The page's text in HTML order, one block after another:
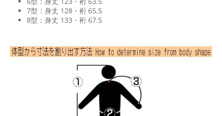
7型：身丈 128・裄 65.5
8型：身丈 133・裄 67.5